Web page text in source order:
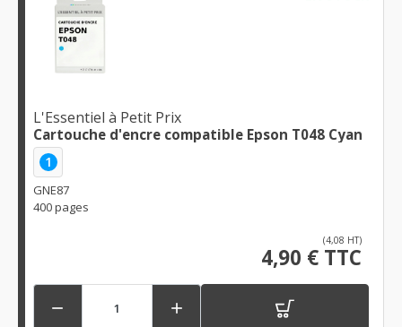
L'Essentiel à Petit Prix
Cartouche d'encre compatible Epson T048 Cyan
1
GNE87
400 pages
(4,08 HT)
4,90 € TTC
 